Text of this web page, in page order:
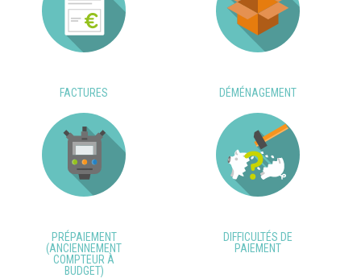
FACTURES DÉMÉNAGEMENT
PRÉPAIEMENT
(ANCIENNEMENT
COMPTEUR À
BUDGET)
DIFFICULTÉS DE
PAIEMENT